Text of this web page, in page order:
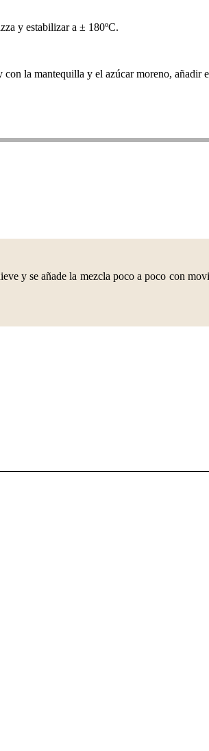
y estabilizar a ± 180ºC.
la mantequilla y el azúcar moreno, añadir
y se añade la mezcla poco a poco con